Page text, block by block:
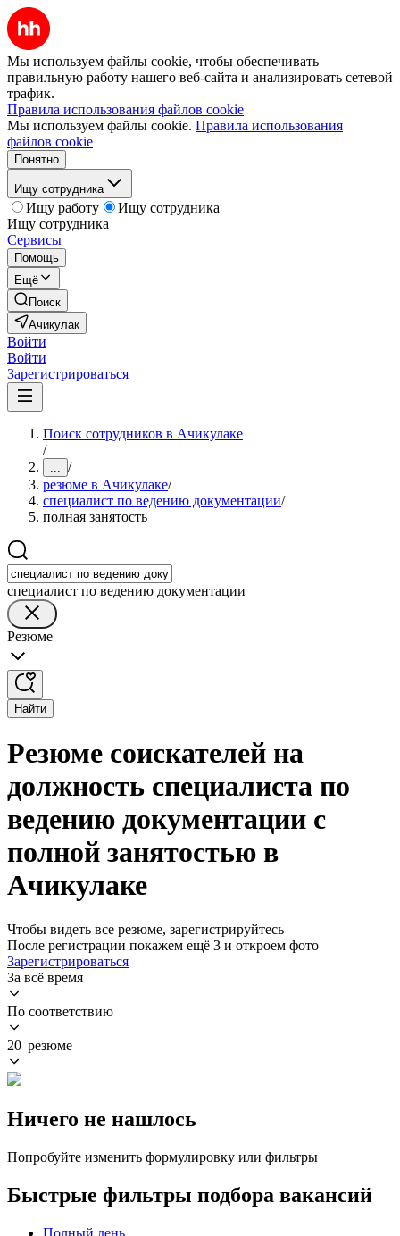
Мы используем файлы cookie, чтобы обеспечивать
правильную работу нашего веб-сайта и анализировать сетевой
трафик.
Правила использования файлов cookie
Мы используем файлы cookie. Правила использования
файлов cookie
Понятно
Ищу сотрудника
Ищу работу
Ищу сотрудника
Ищу сотрудника
Сервисы
Помощь
Ещё
Поиск
Ачикулак
Войти
Войти
Зарегистрироваться
Поиск сотрудников в Ачикулаке
/
... /
резюме в Ачикулаке/
специалист по ведению документации/
полная занятость
специалист по ведению документации
Резюме
Найти
Резюме соискателей на
должность специалиста по
ведению документации с
полной занятостью в
Ачикулаке
Чтобы видеть все резюме, зарегистрируйтесь
После регистрации покажем ещё 3 и откроем фото
Зарегистрироваться
За всё время
По соответствию
20 резюме
Ничего не нашлось
Попробуйте изменить формулировку или фильтры
Быстрые фильтры подбора вакансий
Полный день